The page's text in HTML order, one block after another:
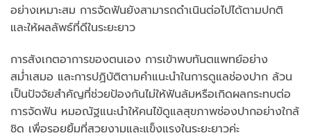
อย่างเหมาะสม การจัดฟันยังสามารถดำเนินต่อไปได้ตามปกติ
และให้ผลลัพธ์ที่ดีในระยะยาว
การสังเกตอาการของตนเอง การเข้าพบทันตแพทย์อย่าง
สม่ำเสมอ และการปฏิบัติตามคำแนะนำในการดูแลช่องปาก ล้วน
เป็นปัจจัยสำคัญที่ช่วยป้องกันไม่ให้ฟันล้มหรือเกิดผลกระทบต่อ
การจัดฟัน หมอณัฐแนะนำให้คนไข้ดูแลสุขภาพช่องปากอย่างใกล้
ชิด เพื่อรอยยิ้มที่สวยงามและแข็งแรงในระยะยาวค่ะ